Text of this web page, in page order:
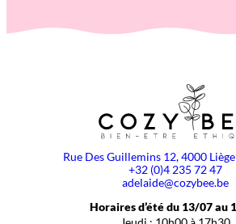
Rue Des Guillemins 12, 4000
+32 (0)4 235 72 47
adelaide@cozybee.be
Horaires d’été du 13/07 au